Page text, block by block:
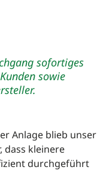
sofortiges
sowie
Anlage blieb unser
dass kleinere
durchgeführt